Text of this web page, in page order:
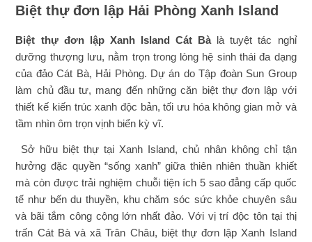
Biệt thự đơn lập Hải Phòng Xanh Island
Biệt thự đơn lập Xanh Island Cát Bàlà tuyệt tác nghỉ
dưỡng thượng lưu, nằm trọn trong lòng hệ sinh thái đa dạng
của đảo Cát Bà, Hải Phòng. Dự án do Tập đoàn Sun Group
làm chủ đầu tư, mang đến những căn biệt thự đơn lập với
thiết kế kiến trúc xanh độc bản, tối ưu hóa không gian mở và
tầm nhìn ôm trọn vịnh biển kỳ vĩ.
Sở hữu biệt thự tại Xanh Island, chủ nhân không chỉ tận
hưởng đặc quyền “sống xanh” giữa thiên nhiên thuần khiết
mà còn được trải nghiệm chuỗi tiện ích 5 sao đẳng cấp quốc
tế như bến du thuyền, khu chăm sóc sức khỏe chuyên sâu
và bãi tắm công cộng lớn nhất đảo. Với vị trí độc tôn tại thị
trấn Cát Bà và xã Trân Châu, biệt thự đơn lập Xanh Island